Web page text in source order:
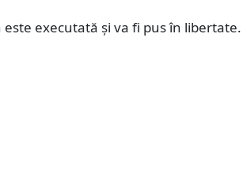
executată și va fi pus în libertate.